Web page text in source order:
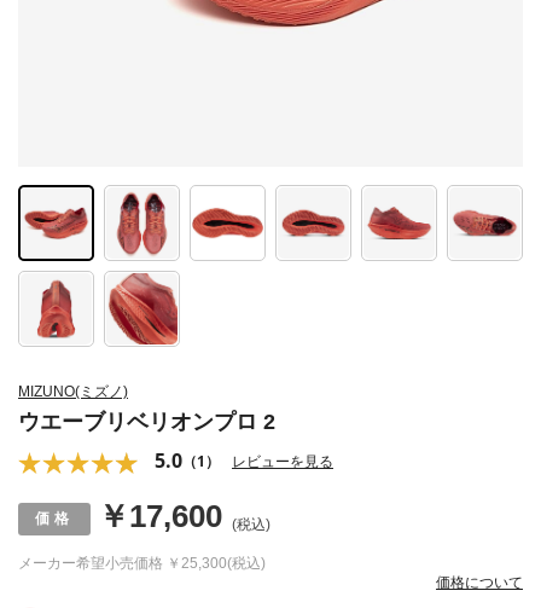
MIZUNO(ミズノ)
ウエーブリベリオンプロ 2
5.0 （1） レビューを見る
メーカー希望小売価格 ￥25,300(税込)
￥17,600 (税込)
価格について